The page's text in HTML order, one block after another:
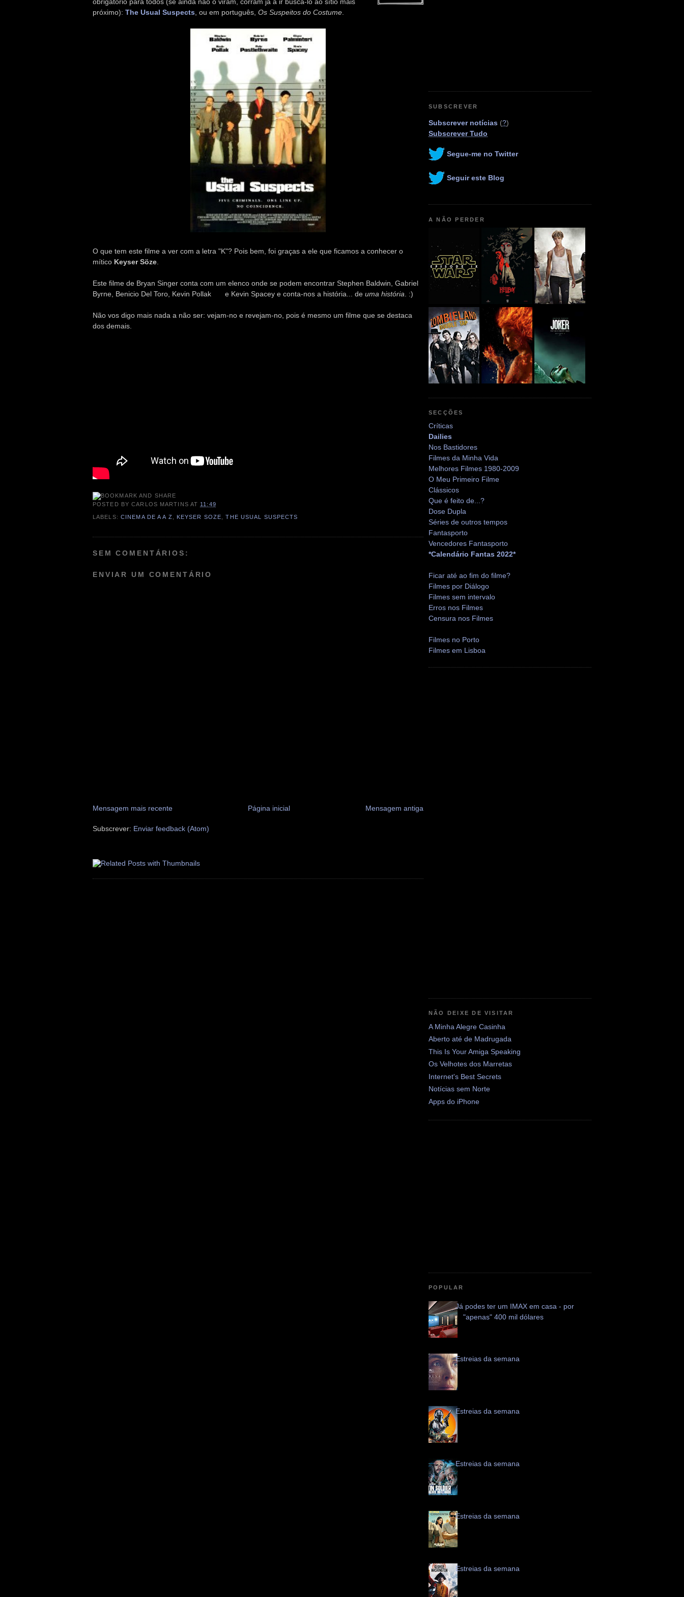
próximo): The Usual Suspects , ou em português, Os Suspeitos do Costume
O que tem este filme a ver com a letra "K"? Pois bem, foi graças a ele que ficamos a conhecer o
mítico Keyser Söze
Este filme de Bryan Singer conta com um elenco onde se podem encontrar Stephen Baldwin, Gabriel
Byrne, Benicio Del Toro, Kevin Pollak
e Kevin Spacey e conta-nos a história... de uma história . :)
Não vos digo mais nada a não ser: vejam-no e revejam-no, pois é mesmo um filme que se destaca
dos demais.
POSTED BYCARLOS MARTINS AT 11:49
LABELS: CINEMA DE A A Z KEYSER SOZE ,THE USUAL SUSPECTS
SEM COMENTÁRIOS:
ENVIAR UM COMENTÁRIO
Mensagem mais recente Mensagem antiga
Página inicial
Subscrever: Enviar feedback (Atom)
SUBSCREVER
Subscrever notícias (?)
Subscrever Tudo
Segue-me no Twitter
Seguir este Blog
A NÃO PERDER
SECÇÕES
Críticas
Dailies
Nos Bastidores
Filmes da Minha Vida
Melhores Filmes 1980-2009
O Meu Primeiro Filme
Clássicos
Que é feito de...?
Dose Dupla
Séries de outros tempos
Fantasporto
Vencedores Fantasporto
*Calendário Fantas 2022*
Ficar até ao fim do filme?
Filmes por Diálogo
Filmes sem intervalo
Erros nos Filmes
Censura nos Filmes
Filmes no Porto
Filmes em Lisboa
NÃO DEIXE DE VISITAR
A Minha Alegre Casinha
Aberto até de Madrugada
This Is Your Amiga Speaking
Os Velhotes dos Marretas
Internet's Best Secrets
Notícias sem Norte
Apps do iPhone
POPULAR
Já podes ter um IMAX em casa - por
"apenas" 400 mil dólares
Estreias da semana
Estreias da semana
Estreias da semana
Estreias da semana
Estreias da semana